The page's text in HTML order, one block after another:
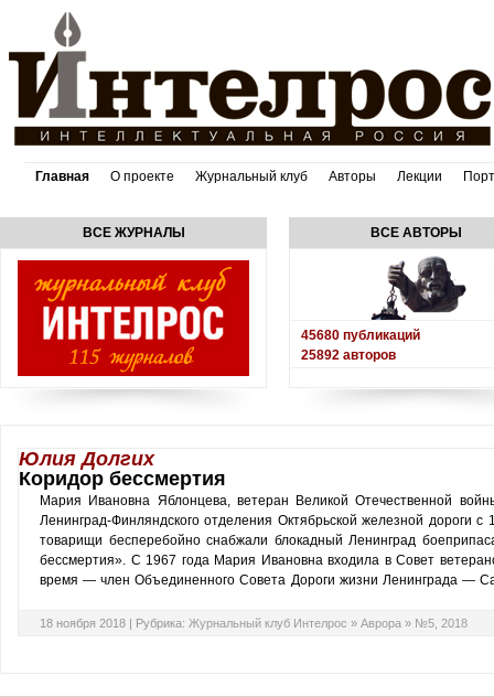
Главная О проекте Журнальный клуб Авторы Лекции
ВСЕ ЖУРНАЛЫ ВСЕ АВТОРЫ
45680 публикаций
25892 авторов
Юлия Долгих
Коридор бессмертия
Мария Ивановна Яблонцева, ветеран Великой Отечественной
Ленинград-Финляндского отделения Октябрьской железной дороги
товарищи бесперебойно снабжали блокадный Ленинград
бессмертия». С 1967 года Мария Ивановна входила в Совет
время — член Объединенного Совета Дороги жизни Ленинграда —
18 ноября 2018 | Рубрика: Журнальный клуб Интелрос » Аврора » №5, 2018